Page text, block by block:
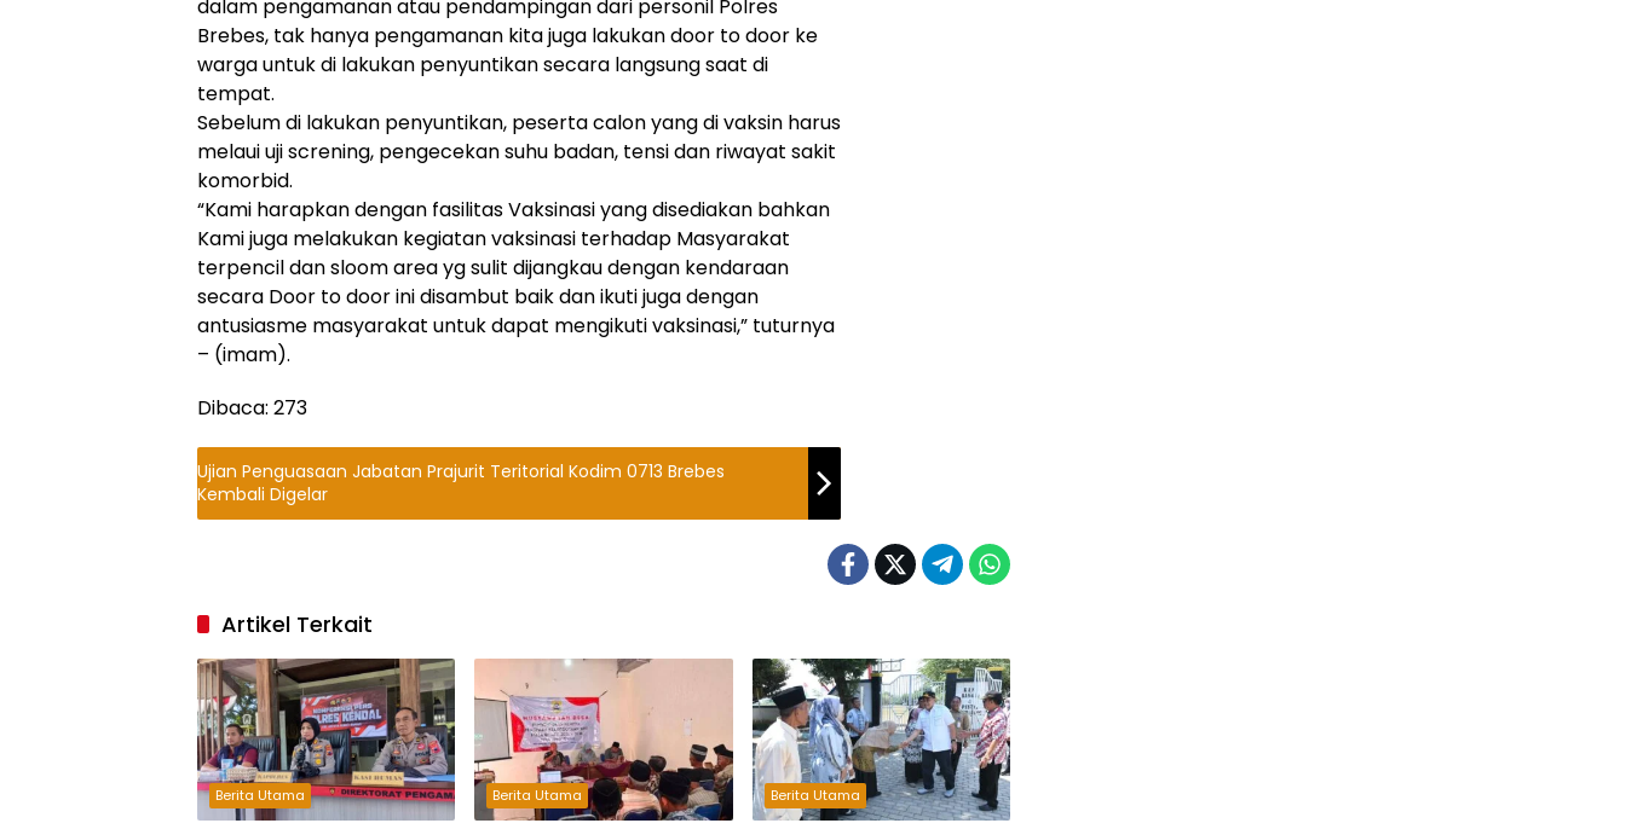
dalam pengamanan atau pendampingan dari personil Polres
Brebes, tak hanya pengamanan kita juga lakukan door to door ke
warga untuk di lakukan penyuntikan secara langsung saat di
tempat.
Sebelum di lakukan penyuntikan, peserta calon yang di vaksin harus
melaui uji screning, pengecekan suhu badan, tensi dan riwayat sakit
komorbid.
“Kami harapkan dengan fasilitas Vaksinasi yang disediakan bahkan
Kami juga melakukan kegiatan vaksinasi terhadap Masyarakat
terpencil dan sloom area yg sulit dijangkau dengan kendaraan
secara Door to door ini disambut baik dan ikuti juga dengan
antusiasme masyarakat untuk dapat mengikuti vaksinasi,” tuturnya
– (imam).
Dibaca: 273
Ujian Penguasaan Jabatan Prajurit Teritorial Kodim 0713 Brebes
Kembali Digelar
Artikel Terkait
Berita Utama Berita Utama Berita Utama